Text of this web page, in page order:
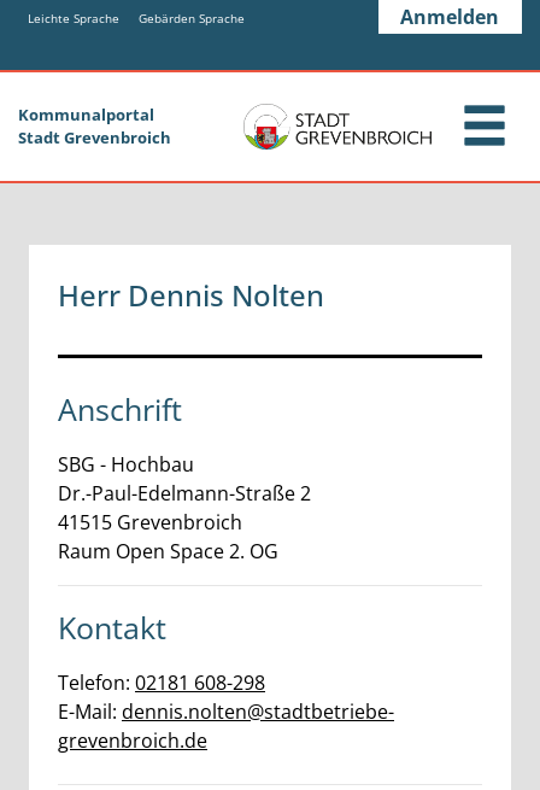
Zum Hauptinhalt springen
Zum Header
Zum Hauptinhalt
Zum Footer
Leichte Sprache Gebärden Sprache Anmelden
Kommunalportal
Stadt Grevenbroich
Herr Dennis Nolten
Anschrift
SBG - Hochbau
Dr.-Paul-Edelmann-Straße2
41515 Grevenbroich
Raum Open Space 2. OG
Kontakt
Telefon: 02181 608-298
E-Mail: dennis.nolten@stadtbetriebe-
grevenbroich.de